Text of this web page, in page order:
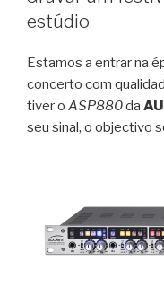
estúdio
Estamos a entrar na
concerto com
tiver o ASP880da
seu sinal, o objectivo